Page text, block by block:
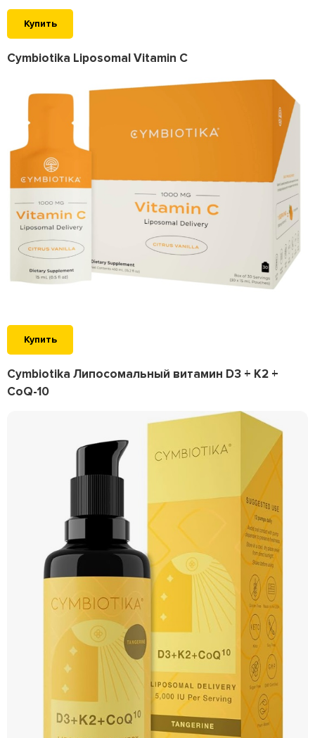
Купить
Cymbiotika Liposomal Vitamin C
Купить
Cymbiotika Липосомальный витамин D3 + K2 +
CoQ-10